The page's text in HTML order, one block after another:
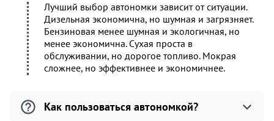
Лучший выбор автономки зависит от ситуации.
Дизельная экономична, но шумная и загрязняет.
Бензиновая менее шумная и экологичная, но
менее экономична. Сухая проста в
обслуживании, но дорогое топливо. Мокрая
сложнее, но эффективнее и экономичнее.
Как пользоваться автономкой?